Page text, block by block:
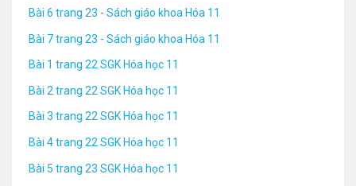
Bài 6 trang 23 - Sách giáo khoa Hóa 11
Bài 7 trang 23 - Sách giáo khoa Hóa 11
Bài 1 trang 22 SGK Hóa học 11
Bài 2 trang 22 SGK Hóa học 11
Bài 3 trang 22 SGK Hóa học 11
Bài 4 trang 22 SGK Hóa học 11
Bài 5 trang 23 SGK Hóa học 11